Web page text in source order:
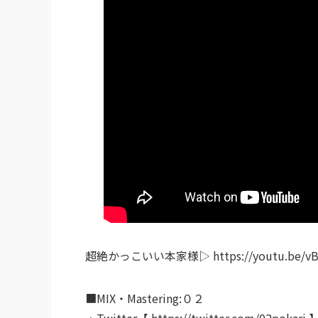
超絶かっこいい本家様▷ https://youtu.be/
■MIX・Mastering:０２